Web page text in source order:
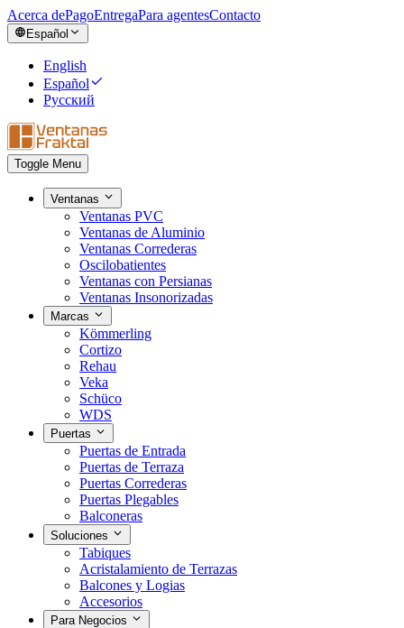
Acerca dePagoEntregaPara agentesContacto
Español
English
Español
Русский
Toggle Menu
Ventanas
Ventanas PVC
Ventanas de Aluminio
Ventanas Correderas
Oscilobatientes
Ventanas con Persianas
Ventanas Insonorizadas
Marcas
Kömmerling
Cortizo
Rehau
Veka
Schüco
WDS
Puertas
Puertas de Entrada
Puertas de Terraza
Puertas Correderas
Puertas Plegables
Balconeras
Soluciones
Tabiques
Acristalamiento de Terrazas
Balcones y Logias
Accesorios
Para Negocios